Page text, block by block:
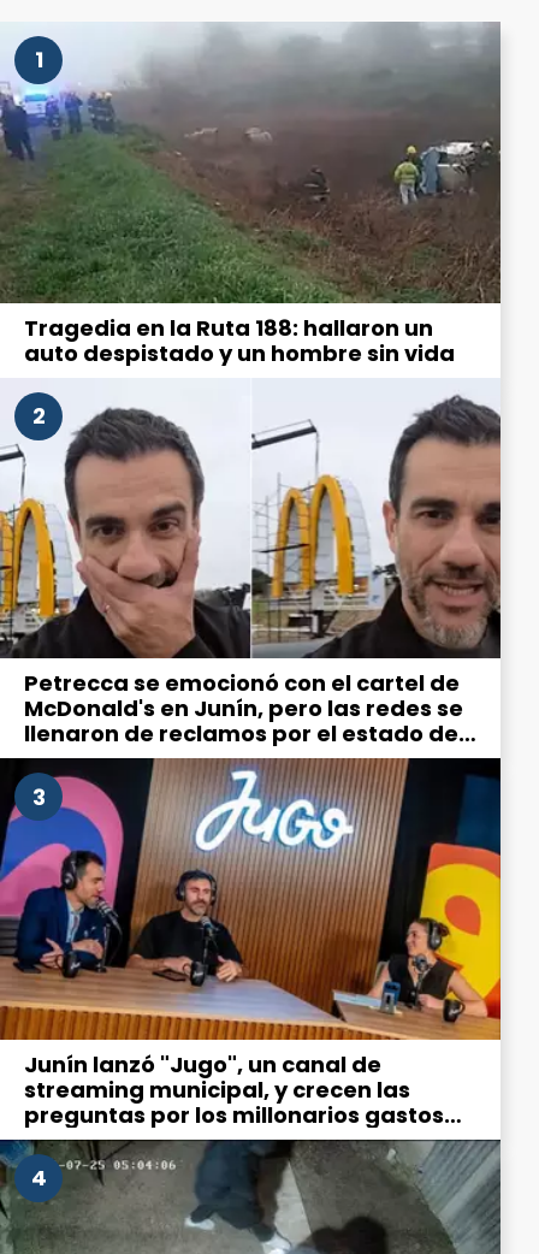
1
Tragedia en la Ruta 188: hallaron un
auto despistado y un hombre sin vida
2
Petrecca se emocionó con el cartel de
McDonald's en Junín, pero las redes se
llenaron de reclamos por el estado de
la ciudad
3
Junín lanzó "Jugo", un canal de
streaming municipal, y crecen las
preguntas por los millonarios gastos
en comunicación
4